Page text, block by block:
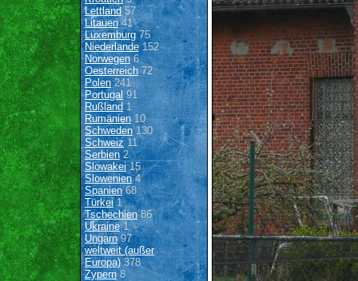
Lettland57
Litauen41
Luxemburg75
Niederlande152
Norwegen6
Oesterreich 72
Polen241
Portugal 91
Rußland1
Rumänien10
Schweden 130
Schweiz 11
Serbien 2
Slowakei 15
Slowenien4
Spanien68
Türkei1
Tschechien86
Ukraine1
Ungarn97
weltweit (außer
Europa)378
Zypern8